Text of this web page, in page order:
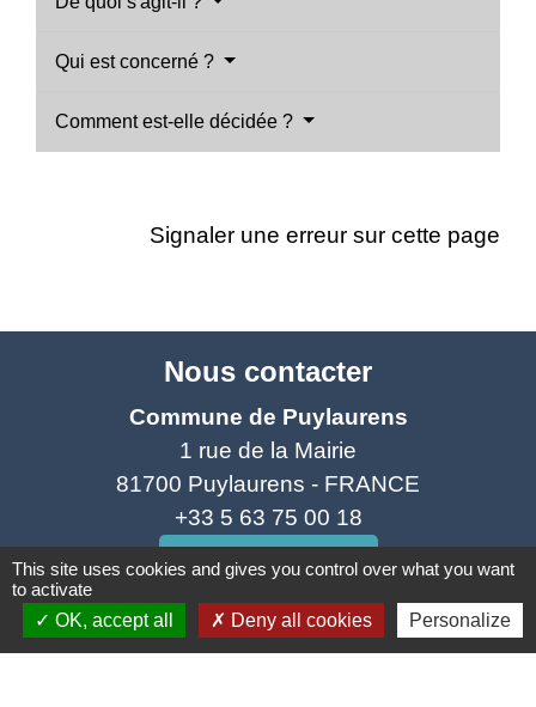
Qui est concerné ?
Comment est-elle décidée ?
Signaler une erreur sur cette page
Nous contacter
Commune de Puylaurens
1 rue de la Mairie
81700 Puylaurens - FRANCE
+33 5 63 75 00 18
This site uses cookies and gives you control over what you want
to activate
OK, accept all
Deny all cookies Personalize